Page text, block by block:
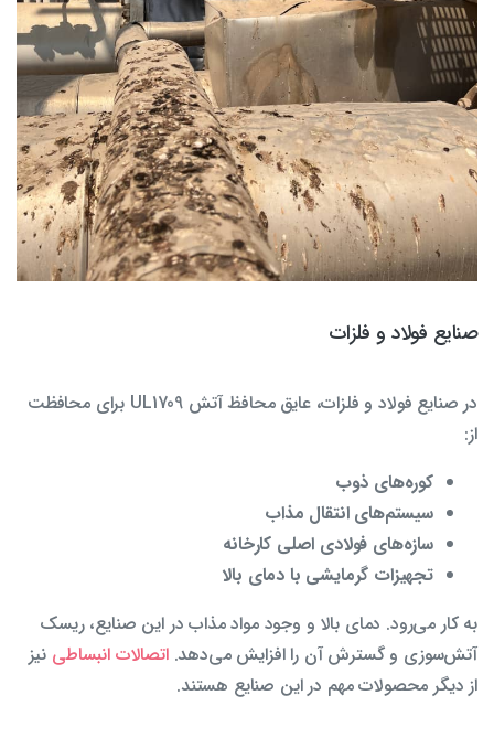
صنایع فولاد و فلزات
در صنایع فولاد و فلزات، عایق محافظ آتش UL1709 برای محافظت
از:
کوره‌های ذوب
سیستم‌های انتقال مذاب
سازه‌های فولادی اصلی کارخانه
تجهیزات گرمایشی با دمای بالا
به کار می‌رود. دمای بالا و وجود مواد مذاب در این صنایع، ریسک
آتش‌سوزی و گسترش آن را افزایش می‌دهد.اتصالات انبساطی نیز
از دیگر محصولات مهم در این صنایع هستند.